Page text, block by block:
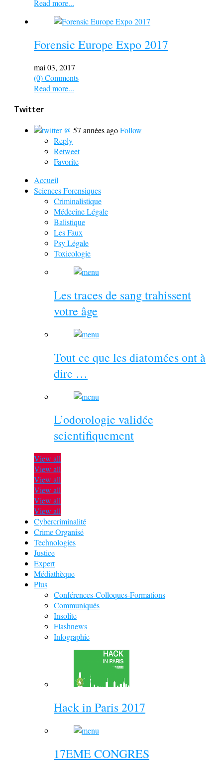
Read more...
Forensic Europe Expo 2017
mai 03, 2017
(0) Comments
Read more...
Twitter
@ 57 années agoFollow
Reply
Retweet
Favorite
Accueil
Sciences Forensiques
Criminalistique
Médecine Légale
Balistique
Les Faux
Psy Légale
Toxicologie
Les traces de sang trahissent
votre âge
Tout ce que les diatomées ont à
dire …
L’odorologie validée
scientifiquement
View all
View all
View all
View all
View all
View all
Cybercriminalité
Crime Organisé
Technologies
Justice
Expert
Médiathèque
Plus
Conférences-Colloques-Formations
Communiqués
Insolite
Flashnews
Infographie
Hack in Paris 2017
17EME CONGRES